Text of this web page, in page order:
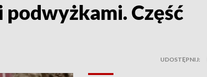
Część
UDOSTĘPNIJ: